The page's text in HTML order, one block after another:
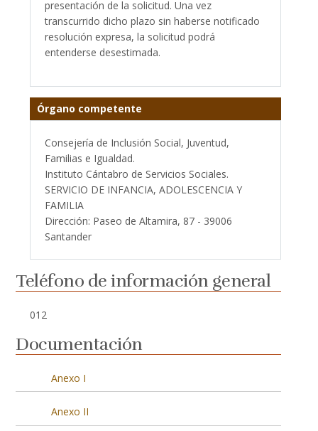
presentación de la solicitud. Una vez
transcurrido dicho plazo sin haberse notificado
resolución expresa, la solicitud podrá
entenderse desestimada.
Órgano competente
Consejería de Inclusión Social, Juventud,
Familias e Igualdad.
Instituto Cántabro de Servicios Sociales.
SERVICIO DE INFANCIA, ADOLESCENCIA Y
FAMILIA
Dirección: Paseo de Altamira, 87 - 39006
Santander
Teléfono de información general
012
Documentación
Anexo I
Anexo II